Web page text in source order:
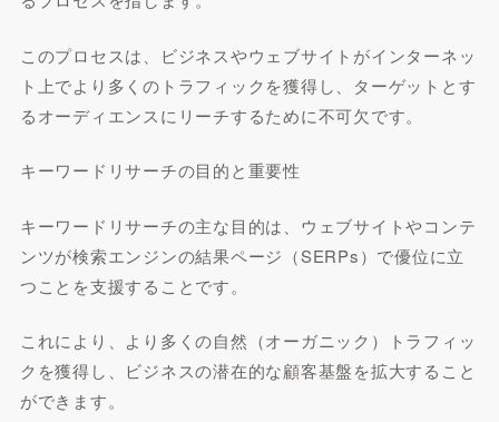
このプロセスは、ビジネスやウェブサイトがインターネッ
ト上でより多くのトラフィックを獲得し、ターゲットとす
るオーディエンスにリーチするために不可欠です。
キーワードリサーチの目的と重要性
キーワードリサーチの主な目的は、ウェブサイトやコンテ
ンツが検索エンジンの結果ページ（SERPs）で優位に立
つことを支援することです。
これにより、より多くの自然（オーガニック）トラフィッ
クを獲得し、ビジネスの潜在的な顧客基盤を拡大すること
ができます。